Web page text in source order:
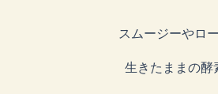
スムージーやロ
生きたままの